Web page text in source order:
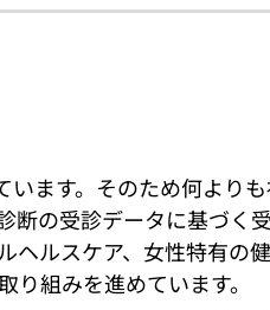
います。そのため何より
断の受診データに基づく
ヘルスケア、女性特有の
組みを進めています。